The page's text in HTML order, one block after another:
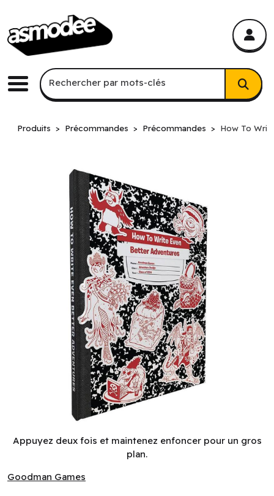
Menu
Recherche par mots-clés
Rechercher par mots-clés
Produits Précommandes Précommandes How To
Appuyez deux fois et maintenez enfoncer pour un gros
plan.
Goodman Games